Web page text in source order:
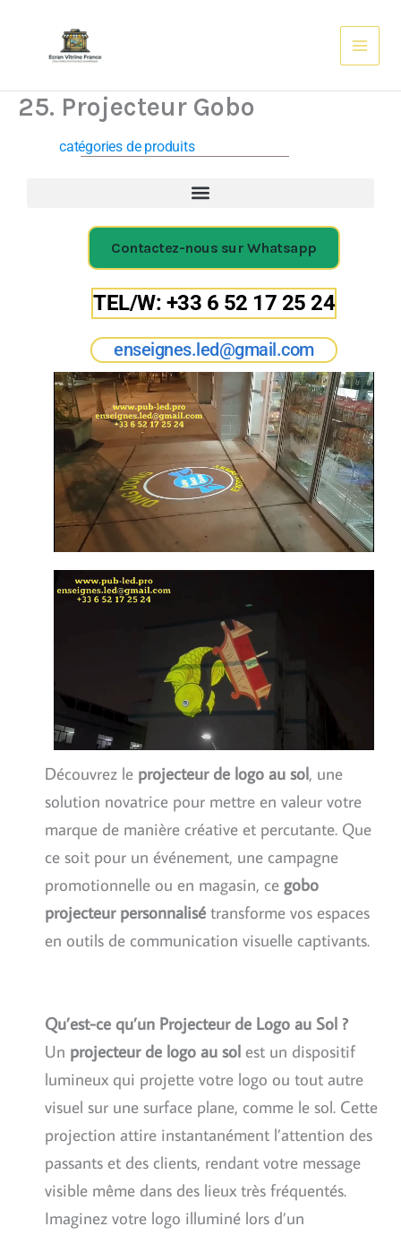
contenu
25. Projecteur Gobo
catégories de produits
Contactez-nous sur Whatsapp
TEL/W: +33 6 52 17 25 24
enseignes.led@gmail.com
Découvrez le projecteur de logo au sol, une
solution novatrice pour mettre en valeur votre
marque de manière créative et percutante. Que
ce soit pour un événement, une campagne
promotionnelle ou en magasin, ce gobo
projecteur personnalisé transforme vos espaces
en outils de communication visuelle captivants.
Qu’est-ce qu’un Projecteur de Logo au Sol ?
Un projecteur de logo au sol est un dispositif
lumineux qui projette votre logo ou tout autre
visuel sur une surface plane, comme le sol. Cette
projection attire instantanément l’attention des
passants et des clients, rendant votre message
visible même dans des lieux très fréquentés.
Imaginez votre logo illuminé lors d’un